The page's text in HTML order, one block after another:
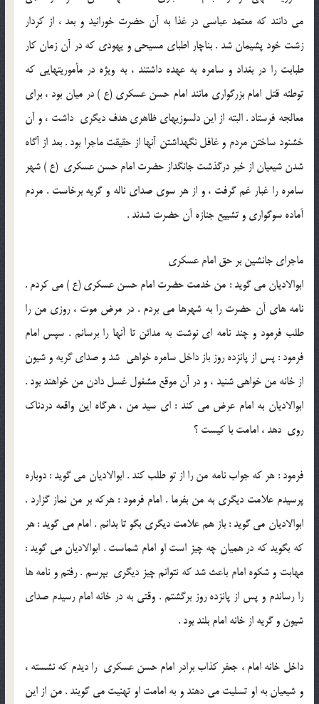
مي دانند که معتمد عباسی در غذا به آن حضرت خورانيد و بعد ، از کردار
زشت خود پشيمان شد . بناچار اطبای مسيحی و يهودی که در آن زمان کار
طبابت را در بغداد و سامره به عهده داشتند ، به ويژه در مأموريتهايی که
توطئه قتل امام بزرگواری مانند امام حسن عسکری (ع ) در ميان بود ، برای
معالجه فرستاد . البته از اين دلسوزيهای ظاهری هدف ديگری داشت ، و آن
خشنود ساختن مردم و غافل نگهداشتن آنها از حقيقت ماجرا بود . بعد از آگاه
شدن شيعيان از خبر درگذشت جانگداز حضرت امام حسن عسکری (ع ) شهر
سامره را غبار غم گرفت ، و از هر سوی صدای ناله و گريه برخاست . مردم
آماده سوگواری و تشييع جنازه آن حضرت شدند .
ماجرای جانشين بر حق امام عسکري
ابوالاديان مي گويد : من خدمت حضرت امام حسن عسکری (ع ) مي کردم .
نامه هاي آن حضرت را به شهرها مي بردم . در مرض موت ، روزی من را
طلب فرمود و چند نامه ای نوشت به مدائن تا آنها را برسانم . سپس امام
فرمود : پس از پانزده روز باز داخل سامره خواهی شد و صدای گريه و شيون
از خانه من خواهی شنيد ، و در آن موقع مشغول غسل دادن من خواهند بود .
ابوالاديان به امام عرض مي کند : ای سيد من ، هرگاه اين واقعه دردناک
روی دهد ، امامت با کيست ؟
فرمود : هر که جواب نامه من را از تو طلب کند . ابوالاديان مي گويد : دوباره
پرسيدم علامت ديگری به من بفرما . امام فرمود : هرکه بر من نماز گزارد .
ابوالاديان مي گويد : باز هم علامت ديگری بگو تا بدانم . امام مي گويد : هر
که بگويد که در هميان چه چيز است او امام شماست . ابوالاديان مي گويد :
مهابت و شکوه امام باعث شد که نتوانم چيز ديگری بپرسم . رفتم و نامه ها
را رساندم و پس از پانزده روز برگشتم . وقتی به در خانه امام رسيدم صدای
شيون و گريه از خانه امام بلند بود .
داخل خانه امام ، جعفر کذاب برادر امام حسن عسکری را ديدم که نشسته ،
و شيعيان به او تسليت مي دهند و به امامت او تهنيت مي گويند . من از اين